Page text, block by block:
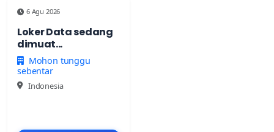
6 Agu 2026
Loker Data sedang
dimuat...
Mohon tunggu
sebentar
Indonesia